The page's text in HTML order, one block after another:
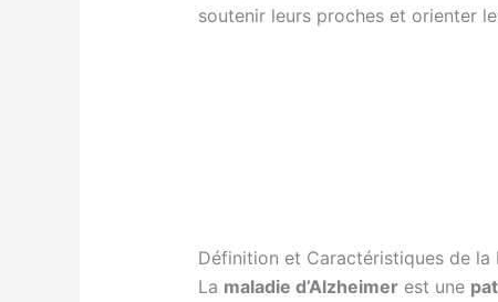
soutenir leurs proches et orienter
Définition et Caractéristiques de la
La maladie d’Alzheimerest une